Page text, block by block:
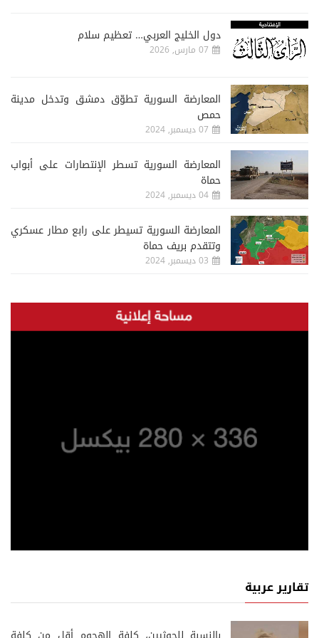
دول الخليج العربي… تعظيم سلام
07 مارس, 2026
المعارضة السورية تطوّق دمشق وتدخل مدينة
حمص
07 ديسمبر, 2024
المعارضة السورية تسطر الإنتصارات على أبواب
حماة
04 ديسمبر, 2024
المعارضة السورية تسيطر على رابع مطار عسكري
وتتقدم بريف حماة
03 ديسمبر, 2024
تقارير عربية